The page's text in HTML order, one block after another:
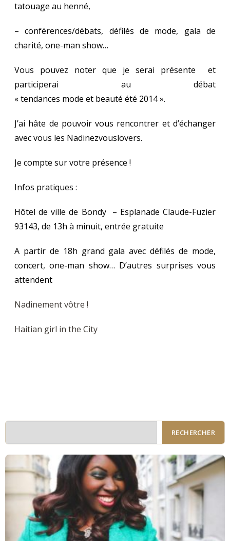
tatouage au henné,
– conférences/débats, défilés de mode, gala de
charité, one-man show…
Vous pouvez noter que je serai présente et
participerai au débat
« tendances mode et beauté été 2014 ».
J’ai hâte de pouvoir vous rencontrer et d’échanger
avec vous les Nadinezvouslovers.
Je compte sur votre présence !
Infos pratiques :
Hôtel de ville de Bondy – Esplanade Claude-Fuzier
93143, de 13h à minuit, entrée gratuite
A partir de 18h grand gala avec défilés de mode,
concert, one-man show… D’autres surprises vous
attendent
Nadinement vôtre !
Haitian girl in the City
RECHERCHER